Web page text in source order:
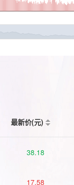
最新价(元)
38.18
17.58